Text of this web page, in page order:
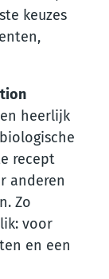
keuzes
heerlijk
recept
anderen
Zo
voor
en een